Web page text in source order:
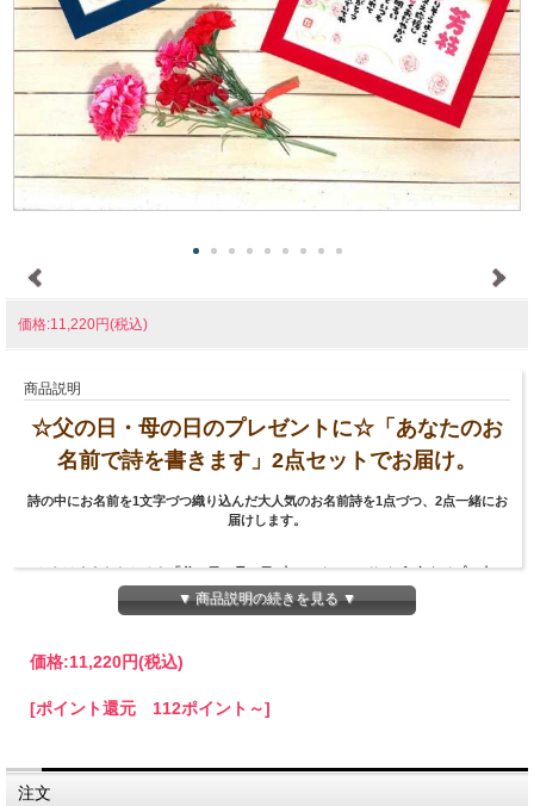
価格:11,220円(税込)
商品説明
☆父の日・母の日のプレゼントに☆「あなたのお
名前で詩を書きます」2点セットでお届け。
詩の中にお名前を1文字づつ織り込んだ大人気のお名前詩を1点づつ、2点一緒にお
届けします。
こちらはまえだたかゆき「父の日・母の日2点セット」（Sサイズ1人タイプ×2点）
のご注文画面になります。
外寸（約）：縦192ｍｍ×横267ｍｍ×厚さ15ｍｍ
※ブラウン・ナチュラル
▼ 商品説明の続きを見る ▼
価格:11,220円(税込)
[ポイント還元 112ポイント～]
注文